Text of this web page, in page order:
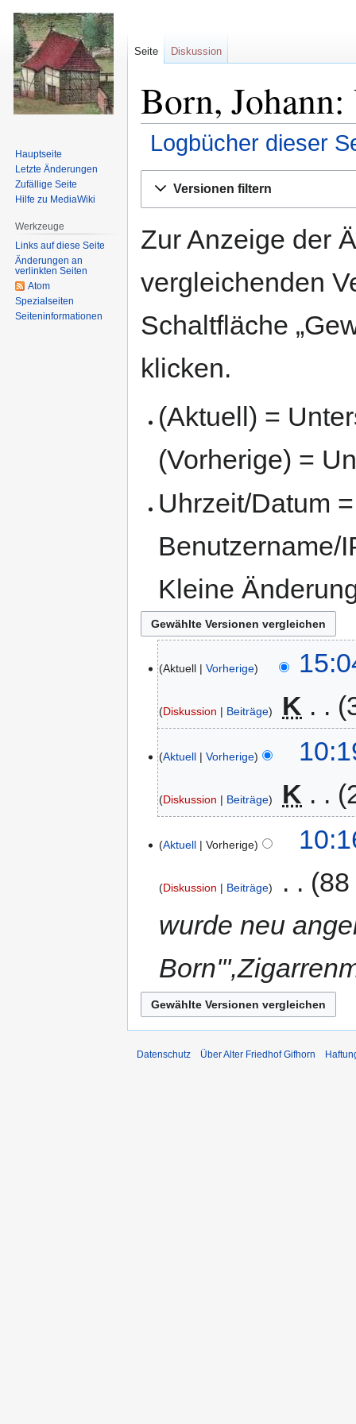
Born, Johann:
Logbücher dieser
Navigation
Suche
Versionen filtern
Zur Anzeige der
vergleichenden
Schaltfläche
klicken.
(Aktuell) =
(Vorherige) =
Uhrzeit/Datum
Benutzername/
Kleine
Aktuell Vorherige
Diskussion Beiträge K
Aktuell Vorherige
Diskussion Beiträge K
Aktuell Vorherige
Diskussion Beiträge
wurde neu
Seite Diskussion
Hauptseite
Letzte Änderungen
Zufällige Seite
Hilfe zu MediaWiki
Werkzeuge
Links auf diese Seite
Änderungen an
verlinkten Seiten
Atom
Spezialseiten
Seiten­informationen
Datenschutz Über Alter Friedhof Gifhorn